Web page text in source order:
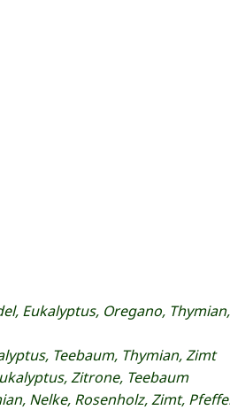
Eukalyptus, Oregano,
Teebaum, Thymian, Zimt
Zitrone, Teebaum
Nelke, Rosenholz, Zimt,